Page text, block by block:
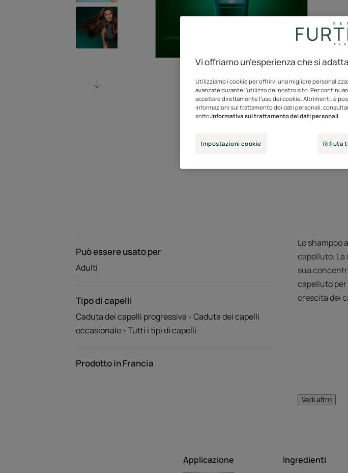
Può essere usato per
Adulti
Tipo di capelli
Caduta dei capelli progressiva - Caduta dei capelli
occasionale - Tutti i tipi di capelli
Prodotto in Francia
Lo shampoo
capelluto. La
sua
capelluto per
crescita dei
Vedi altro
Applicazione Ingredienti
Vi offriamo un'esperienza che si
Utilizziamo i cookie per offrirvi una migliore
avanzate durante l'utilizzo del nostro sito. Per
accettare direttamente l'uso dei cookie. Altrimenti, è
informazioni sul trattamento dei dati personali,
sotto:Informativa sul trattamento dei dati personali
Impostazioni cookie Rifiuta